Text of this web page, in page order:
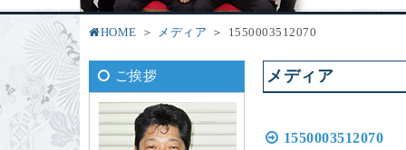
HOME メディア 1550003512070
ご挨拶 メディア
1550003512070